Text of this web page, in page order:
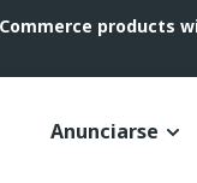
products
Anunciarse